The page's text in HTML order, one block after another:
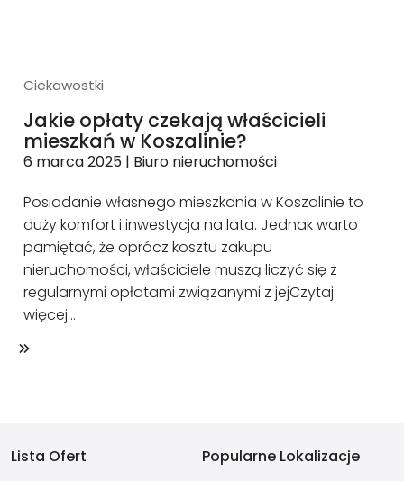
Ciekawostki
Jakie opłaty czekają właścicieli
mieszkań w Koszalinie?
6 marca 2025 | Biuro nieruchomości
Posiadanie własnego mieszkania w Koszalinie to
duży komfort i inwestycja na lata. Jednak warto
pamiętać, że oprócz kosztu zakupu
nieruchomości, właściciele muszą liczyć się z
regularnymi opłatami związanymi z jejCzytaj
więcej…
Lista Ofert
Popularne Lokalizacje